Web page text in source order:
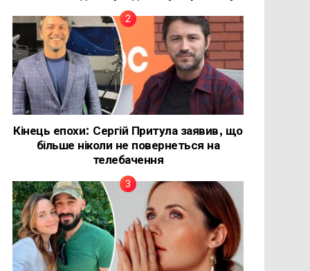
Кінець епохи: Сергій Притула заявив, що
більше ніколи не повернеться на
телебачення